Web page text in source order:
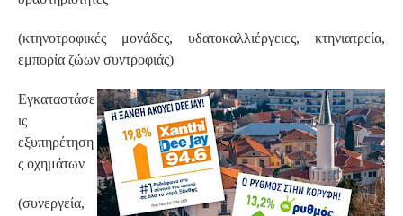
(κτηνοτροφικές μονάδες, υδατοκαλλιέργειες, κτηνιατρεία,
εμπορία ζώων συντροφιάς)
Εγκαταστάσε
ις
εξυπηρέτηση
ς οχημάτων
(συνεργεία,